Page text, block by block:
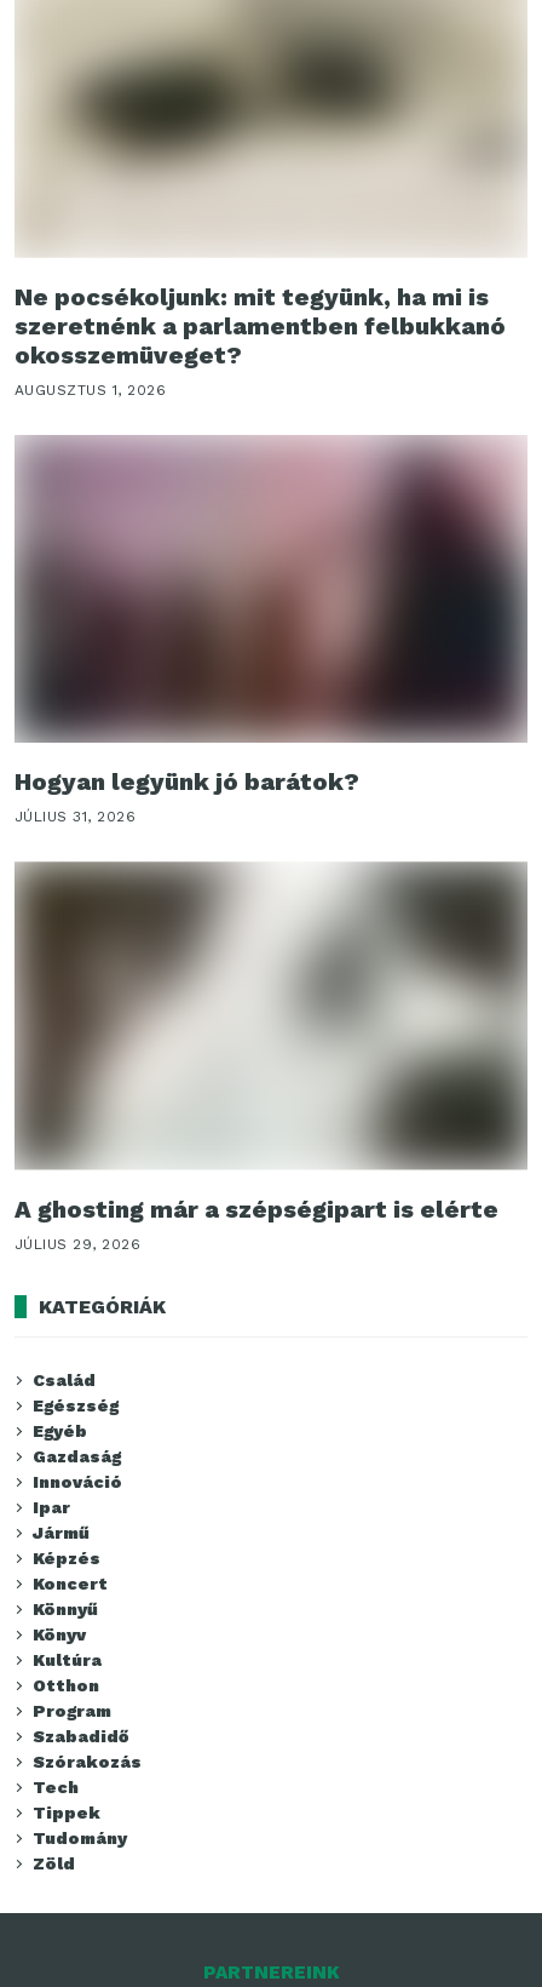
Ne pocsékoljunk: mit tegyünk, ha mi is
szeretnénk a parlamentben felbukkanó
okosszemüveget?
AUGUSZTUS 1, 2026
Hogyan legyünk jó barátok?
JÚLIUS 31, 2026
A ghosting már a szépségipart is elérte
JÚLIUS 29, 2026
KATEGÓRIÁK
Család
Egészség
Egyéb
Gazdaság
Innováció
Ipar
Jármű
Képzés
Koncert
Könnyű
Könyv
Kultúra
Otthon
Program
Szabadidő
Szórakozás
Tech
Tippek
Tudomány
Zöld
PARTNEREINK